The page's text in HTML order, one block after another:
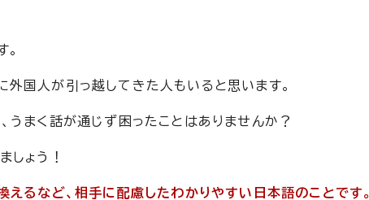
国人が引っ越してきた人もいると思います。
うまく話が通じず困ったことはありませんか？
しょう！
えるなど、相手に配慮したわかりやすい日本語のことです。